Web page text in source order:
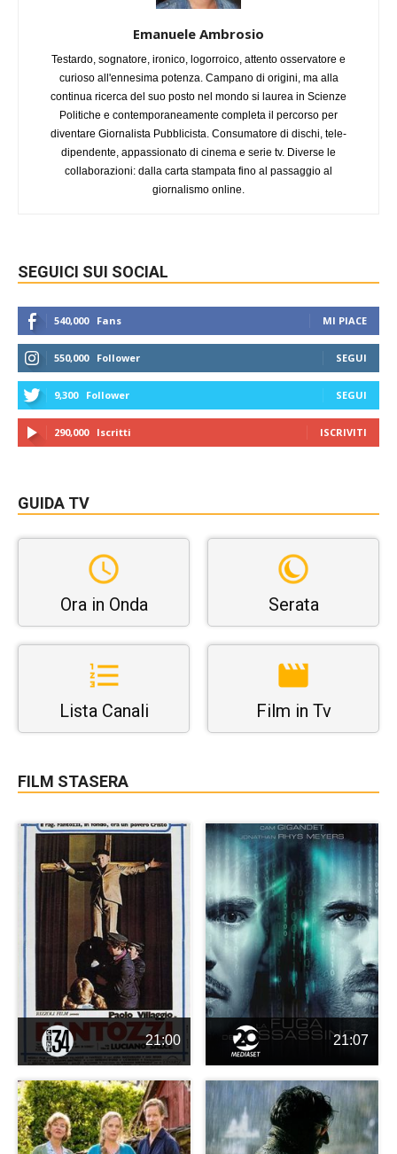
Emanuele Ambrosio
Testardo, sognatore, ironico, logorroico, attento osservatore e
curioso all'ennesima potenza. Campano di origini, ma alla
continua ricerca del suo posto nel mondo si laurea in Scienze
Politiche e contemporaneamente completa il percorso per
diventare Giornalista Pubblicista. Consumatore di dischi, tele-
dipendente, appassionato di cinema e serie tv. Diverse le
collaborazioni: dalla carta stampata fino al passaggio al
giornalismo online.
SEGUICI SUI SOCIAL
540,000 Fans MI PIACE
550,000 Follower SEGUI
9,300 Follower SEGUI
290,000 Iscritti ISCRIVITI
GUIDA TV
Ora in Onda Serata
Lista Canali Film in Tv
FILM STASERA
21:00 21:07